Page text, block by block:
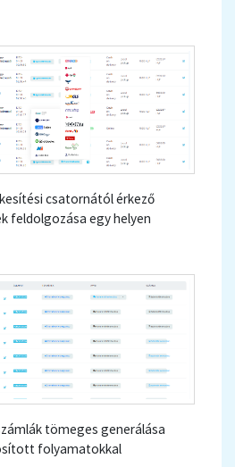
csatornától érkező
feldolgozása egy helyen
tömeges generálása
folyamatokkal